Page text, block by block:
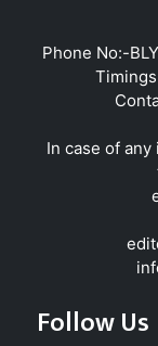
Phone No:-
In case of
Follow Us